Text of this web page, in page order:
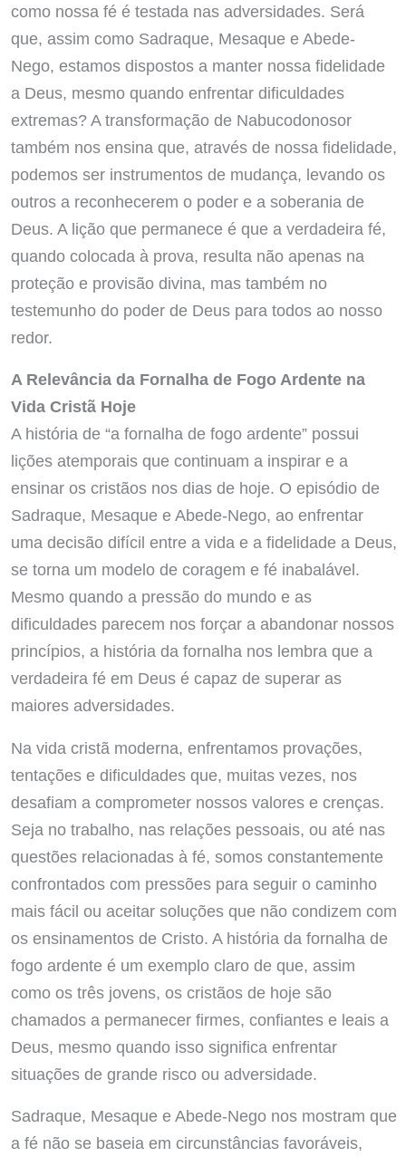
como nossa fé é testada nas adversidades. Será
que, assim como Sadraque, Mesaque e Abede-
Nego, estamos dispostos a manter nossa fidelidade
a Deus, mesmo quando enfrentar dificuldades
extremas? A transformação de Nabucodonosor
também nos ensina que, através de nossa fidelidade,
podemos ser instrumentos de mudança, levando os
outros a reconhecerem o poder e a soberania de
Deus. A lição que permanece é que a verdadeira fé,
quando colocada à prova, resulta não apenas na
proteção e provisão divina, mas também no
testemunho do poder de Deus para todos ao nosso
redor.
A Relevância da Fornalha de Fogo Ardente na
Vida Cristã Hoje
A história de “a fornalha de fogo ardente” possui
lições atemporais que continuam a inspirar e a
ensinar os cristãos nos dias de hoje. O episódio de
Sadraque, Mesaque e Abede-Nego, ao enfrentar
uma decisão difícil entre a vida e a fidelidade a Deus,
se torna um modelo de coragem e fé inabalável.
Mesmo quando a pressão do mundo e as
dificuldades parecem nos forçar a abandonar nossos
princípios, a história da fornalha nos lembra que a
verdadeira fé em Deus é capaz de superar as
maiores adversidades.
Na vida cristã moderna, enfrentamos provações,
tentações e dificuldades que, muitas vezes, nos
desafiam a comprometer nossos valores e crenças.
Seja no trabalho, nas relações pessoais, ou até nas
questões relacionadas à fé, somos constantemente
confrontados com pressões para seguir o caminho
mais fácil ou aceitar soluções que não condizem com
os ensinamentos de Cristo. A história da fornalha de
fogo ardente é um exemplo claro de que, assim
como os três jovens, os cristãos de hoje são
chamados a permanecer firmes, confiantes e leais a
Deus, mesmo quando isso significa enfrentar
situações de grande risco ou adversidade.
Sadraque, Mesaque e Abede-Nego nos mostram que
a fé não se baseia em circunstâncias favoráveis,